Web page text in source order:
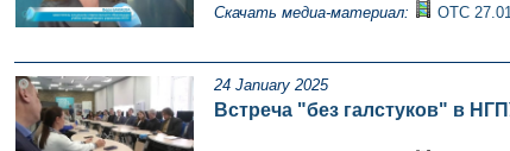
Скачать медиа-материал: ОТС
24 January 2025
Встреча "без галстуков" в